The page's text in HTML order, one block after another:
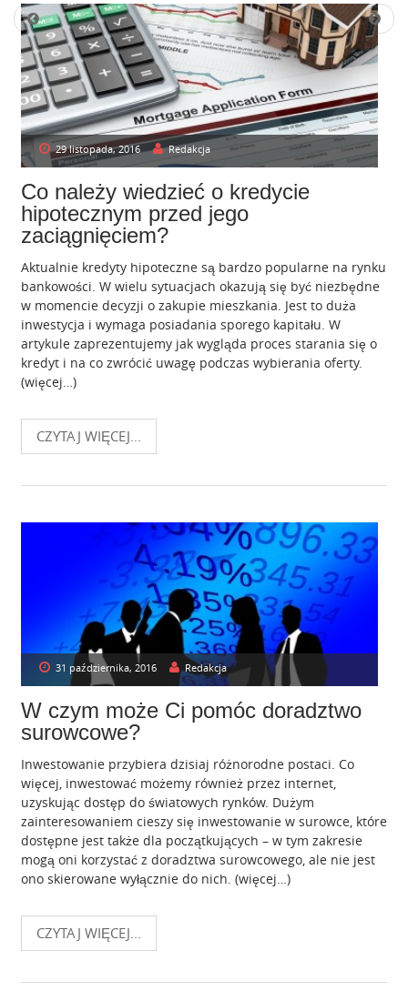
29 listopada, 2016 Redakcja
Co należy wiedzieć o kredycie
hipotecznym przed jego
zaciągnięciem?
Aktualnie kredyty hipoteczne są bardzo popularne na rynku
bankowości. W wielu sytuacjach okazują się być niezbędne
w momencie decyzji o zakupie mieszkania. Jest to duża
inwestycja i wymaga posiadania sporego kapitału. W
artykule zaprezentujemy jak wygląda proces starania się o
kredyt i na co zwrócić uwagę podczas wybierania oferty.
(więcej…)
CZYTAJ WIĘCEJ...
31 października, 2016 Redakcja
W czym może Ci pomóc doradztwo
surowcowe?
Inwestowanie przybiera dzisiaj różnorodne postaci. Co
więcej, inwestować możemy również przez internet,
uzyskując dostęp do światowych rynków. Dużym
zainteresowaniem cieszy się inwestowanie w surowce, które
dostępne jest także dla początkujących – w tym zakresie
mogą oni korzystać z doradztwa surowcowego, ale nie jest
ono skierowane wyłącznie do nich. (więcej…)
CZYTAJ WIĘCEJ...
P
o
s
s
n
a
v
g
a
OLDER POSTS NEWER POSTS